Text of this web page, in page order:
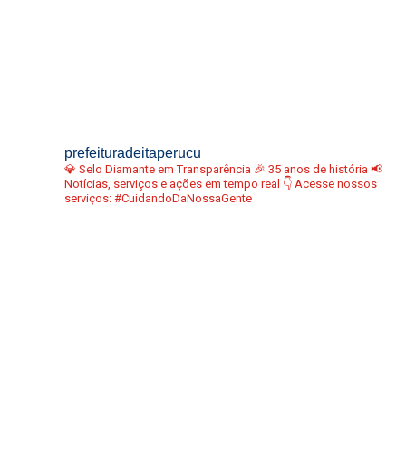
prefeituradeitaperucu
💎 Selo Diamante em Transparência 🎉 35 anos de história 📢
Notícias, serviços e ações em tempo real 👇 Acesse nossos
serviços: #CuidandoDaNossaGente